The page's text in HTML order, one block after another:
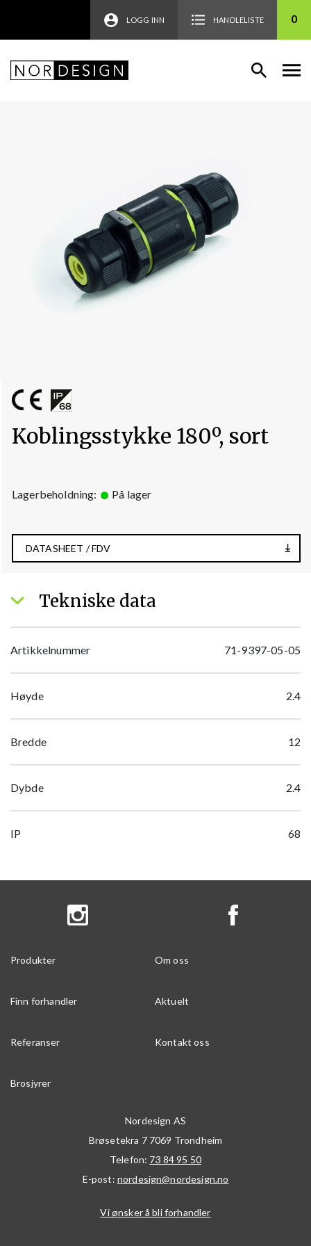
LOGG INN HANDLELISTE 0
Koblingsstykke 180º, sort
Lagerbeholdning: På lager
DATASHEET / FDV
Tekniske data
Artikkelnummer 71-9397-05-05
Høyde 2.4
Bredde 12
Dybde 2.4
IP 68
Produkter Om oss
Finn forhandler Aktuelt
Referanser Kontakt oss
Brosjyrer
Nordesign AS
Brøsetekra 7 7069 Trondheim
Telefon: 73 84 95 50
E-post: nordesign@nordesign.no
Vi ønsker å bli forhandler